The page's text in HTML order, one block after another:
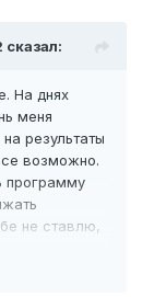
На днях
меня
результаты
возможно.
программу
не ставлю,